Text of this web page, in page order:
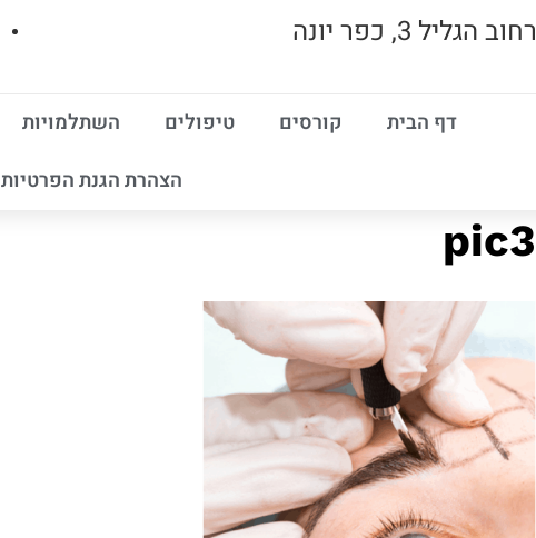
רחוב הגליל 3, כפר יונה
דף הבית קורסים טיפולים השתלמויות
הצהרת הגנת הפרטיות
pic3